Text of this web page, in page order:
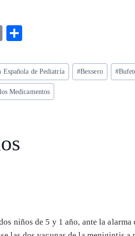
E
ai
l
re
Española de Pediatría #Bexsero #
Medicamentos
niños de 5 y 1 año, ante la